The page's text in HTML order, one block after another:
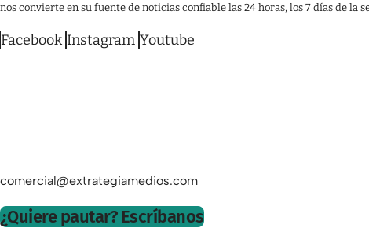
nos convierte en su fuente de noticias confiable las 24 horas, los 7 días de la
Facebook Instagram Youtube
comercial@extrategiamedios.com
¿Quiere pautar? Escríbanos